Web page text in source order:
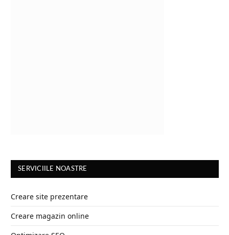
SERVICIILE NOASTRE
Creare site prezentare
Creare magazin online